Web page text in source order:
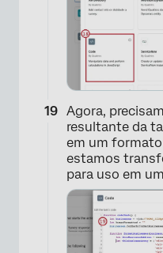
Agora,
resultante da
em um
estamos
para uso em